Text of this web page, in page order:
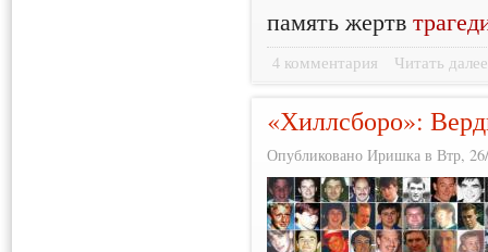
память жертв
4 комментария Читать далее
«Хиллсборо»:
Опубликовано Иришка в Втр,